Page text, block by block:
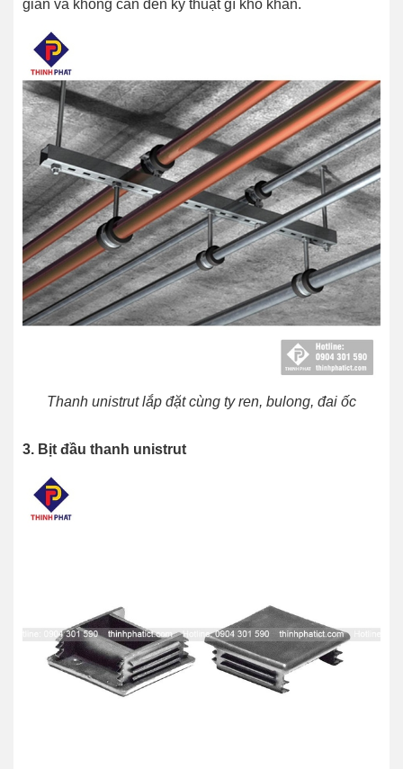
giản và không cần đến kỹ thuật gì khó khăn.
Thanh unistrut lắp đặt cùng ty ren, bulong, đai ốc
3. Bịt đầu thanh unistrut